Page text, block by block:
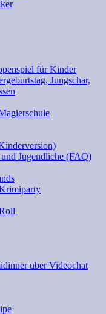
für Kinder
Jungschar,
Jugendliche (FAQ)
über Videochat